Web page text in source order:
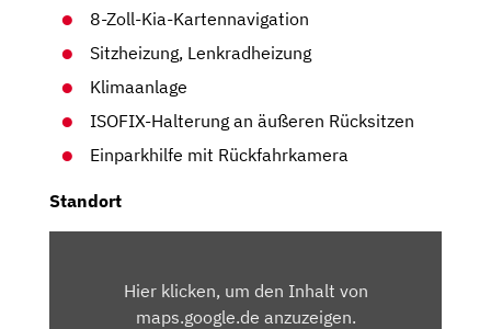
8-Zoll-Kia-Kartennavigation
Sitzheizung, Lenkradheizung
Klimaanlage
ISOFIX-Halterung an äußeren Rücksitzen
Einparkhilfe mit Rückfahrkamera
Standort
MAPS.GOOGLE.DEHier klicken, um den Inhalt von
maps.google.de anzuzeigen.